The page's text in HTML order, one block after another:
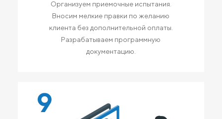
Организуем приемочные испытания.
Вносим мелкие правки по желанию
клиента без дополнительной оплаты.
Разрабатываем программную
документацию.
9